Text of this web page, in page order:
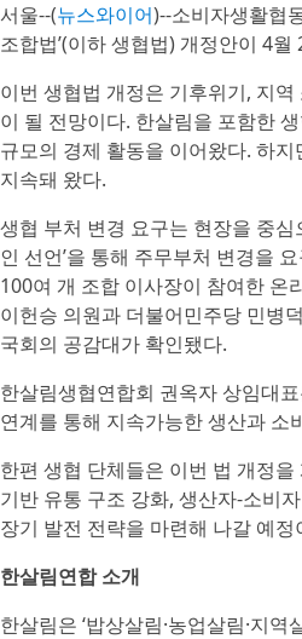
서울--(뉴스와이어)--소비자생활협
조합법’(이하 생협법) 개정안이 4
이번 생협법 개정은 기후위기, 지
이 될 전망이다. 한살림을 포함한
규모의 경제 활동을 이어왔다. 하
지속돼 왔다.
생협 부처 변경 요구는 현장을 중
인 선언’을 통해 주무부처 변경을
100여 개 조합 이사장이 참여한 온
이헌승 의원과 더불어민주당 민병
국회의 공감대가 확인됐다.
한살림생협연합회 권옥자 상임대
연계를 통해 지속가능한 생산과 소
한편 생협 단체들은 이번 법 개정
기반 유통 구조 강화, 생산자-소비
장기 발전 전략을 마련해 나갈 예정
한살림연합 소개
한살림은 ‘밥상살림·농업살림·지